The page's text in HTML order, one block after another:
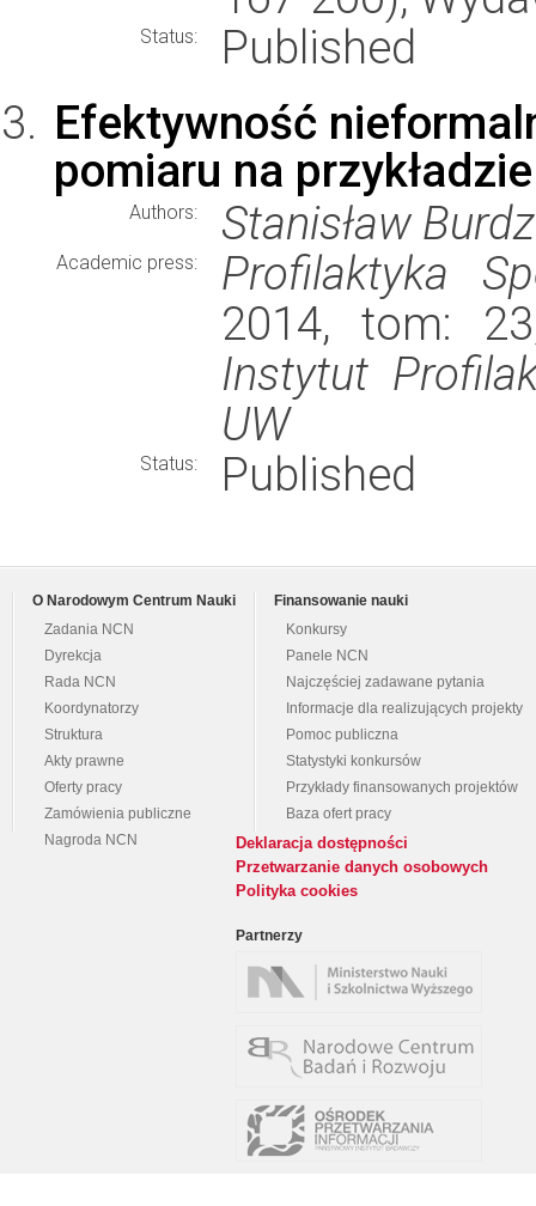
Status:
Published
Efektywność
pomiaru na
Authors: Stanisław
Academic press:
Profilaktyka
2014, tom:
Instytut
UW
Status: Published
O Narodowym Centrum Nauki
Zadania NCN
Dyrekcja
Rada NCN
Koordynatorzy
Struktura
Akty prawne
Oferty pracy
Zamówienia publiczne
Nagroda NCN
Finansowanie nauki
Konkursy
Panele NCN
Najczęściej zadawane pytania
Informacje dla realizujących projekty
Pomoc publiczna
Statystyki konkursów
Przykłady finansowanych projektów
Baza ofert pracy
Deklaracja dostępności
Przetwarzanie danych osobowych
Polityka cookies
Partnerzy